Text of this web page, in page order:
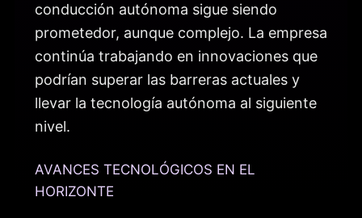
conducción autónoma sigue siendo
prometedor, aunque complejo. La empresa
continúa trabajando en innovaciones que
podrían superar las barreras actuales y
llevar la tecnología autónoma al siguiente
nivel.
AVANCES TECNOLÓGICOS EN EL
HORIZONTE